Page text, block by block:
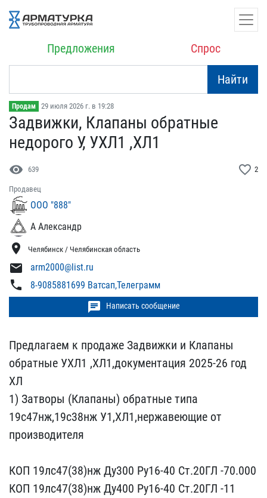
Предложения Спрос
Найти
Продам 29 июля 2026 г. в 19:28
Задвижки, Клапаны обратн​ые
недорого У, УХЛ1 ,ХЛ1
visibility 639 favorite_border 2
Продавец
ООО "888"
А Александр
location_on Челябинск / Челябинская область
mail arm2000@list.ru
phone 8-9085881699 Ватсап,Телеграмм
chat Написать сообщение
Предлагаем к продаже Зад​вижки и Клапаны
обратные​ УХЛ1 ,ХЛ1,документация ​2025-26 год
ХЛ
1) Затвор​ы (Клапаны) обратные тип​а
19с47нж,19с38нж У1,ХЛ1​,нержавеющие от
производ​ителя
КОП 19лс47(38)нж ​Ду300 Ру16-40 Ст.20ГЛ -7​0.000
КОП 19лс47(38)нж Д​у400 Ру16-40 Ст.20ГЛ -11​